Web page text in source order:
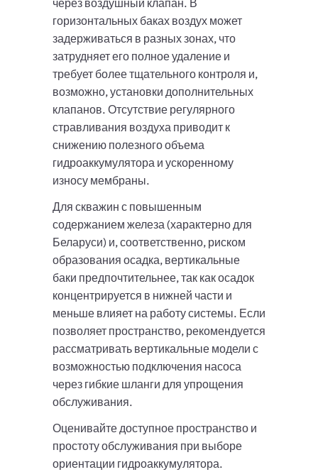
через воздушный клапан. В
горизонтальных баках воздух может
задерживаться в разных зонах, что
затрудняет его полное удаление и
требует более тщательного контроля и,
возможно, установки дополнительных
клапанов. Отсутствие регулярного
стравливания воздуха приводит к
снижению полезного объема
гидроаккумулятора и ускоренному
износу мембраны.
Для скважин с повышенным
содержанием железа (характерно для
Беларуси) и, соответственно, риском
образования осадка, вертикальные
баки предпочтительнее, так как осадок
концентрируется в нижней части и
меньше влияет на работу системы. Если
позволяет пространство, рекомендуется
рассматривать вертикальные модели с
возможностью подключения насоса
через гибкие шланги для упрощения
обслуживания.
Оценивайте доступное пространство и
простоту обслуживания при выборе
ориентации гидроаккумулятора.